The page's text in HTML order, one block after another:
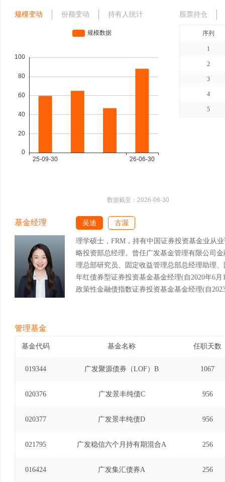
规模变动 份额变动 持有人统计
数据截至： 2026-06-30
股票持仓
序列
1
2
3
4
5
基金经理 吴迪 古渥
理学硕士，FRM，持有中国证券投资基金业从
略投资部总经理。曾任广发基金管理有限公司
理总部研究员、固定收益管理总部总经理助理
年红债券型证券投资基金基金经理(自2020年6
政策性金融债指数证券投资基金基金经理(自
管理基金
基金代码 基金名称 任职天数
019344 广发聚源债券（LOF）B 1067
020376 广发景丰纯债C 956
020377 广发景丰纯债D 956
021795 广发稳信六个月持有期混合A 256
016424 广发集汇债券A 256